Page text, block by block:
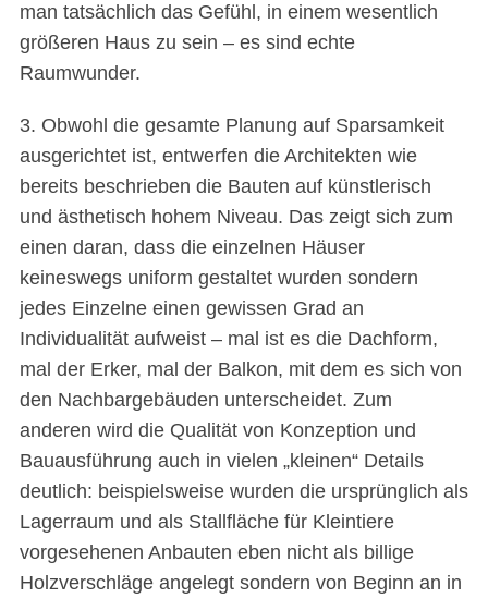
man tatsächlich das Gefühl, in einem wesentlich
größeren Haus zu sein – es sind echte
Raumwunder.
3. Obwohl die gesamte Planung auf Sparsamkeit
ausgerichtet ist, entwerfen die Architekten wie
bereits beschrieben die Bauten auf künstlerisch
und ästhetisch hohem Niveau. Das zeigt sich zum
einen daran, dass die einzelnen Häuser
keineswegs uniform gestaltet wurden sondern
jedes Einzelne einen gewissen Grad an
Individualität aufweist – mal ist es die Dachform,
mal der Erker, mal der Balkon, mit dem es sich von
den Nachbargebäuden unterscheidet. Zum
anderen wird die Qualität von Konzeption und
Bauausführung auch in vielen „kleinen“ Details
deutlich: beispielsweise wurden die ursprünglich als
Lagerraum und als Stallfläche für Kleintiere
vorgesehenen Anbauten eben nicht als billige
Holzverschläge angelegt sondern von Beginn an in